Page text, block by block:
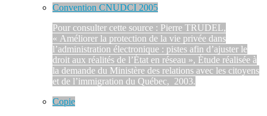
Convention CNUDCI 2005
Pour consulter cette source : Pierre TRUDEL,
« Améliorer la protection de la vie privée dans
l’administration électronique : pistes afin d’ajuster le
droit aux réalités de l’État en réseau », Étude réalisée à
la demande du Ministère des relations avec les citoyens
et de l’immigration du Québec, 2003.
Copie